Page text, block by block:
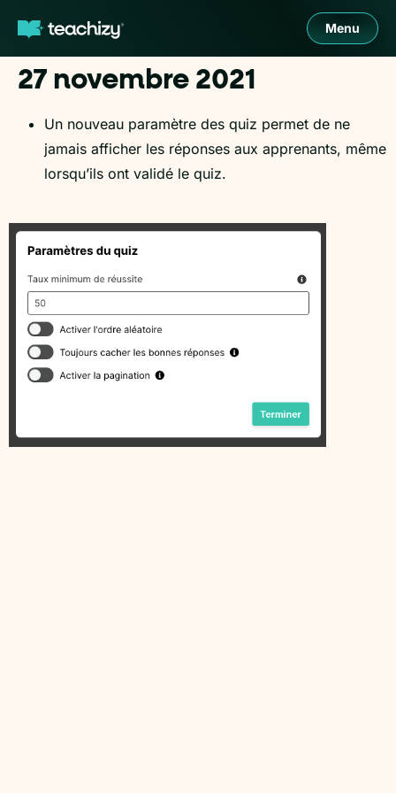
Menu
27 novembre 2021
Un nouveau paramètre des quiz permet de ne
jamais afficher les réponses aux apprenants, même
lorsqu’ils ont validé le quiz.